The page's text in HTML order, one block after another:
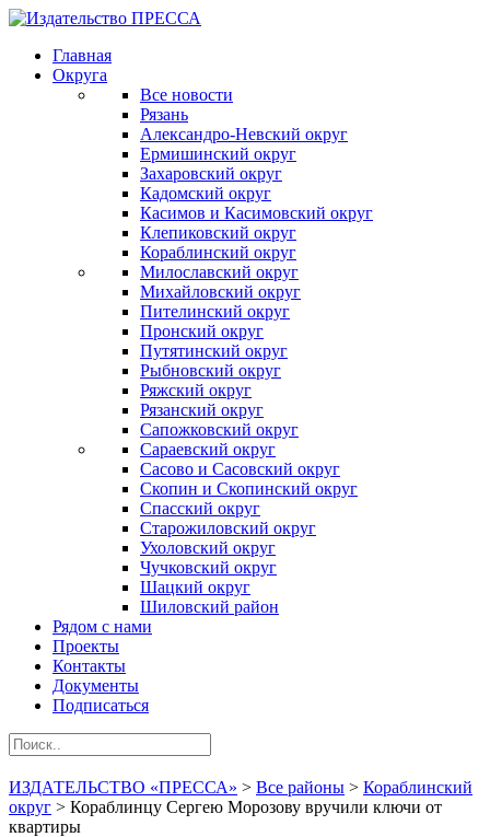
Главная
Округа
Все новости
Рязань
Александро-Невский округ
Ермишинский округ
Захаровский округ
Кадомский округ
Касимов и Касимовский округ
Клепиковский округ
Кораблинский округ
Милославский округ
Михайловский округ
Пителинский округ
Пронский округ
Путятинский округ
Рыбновский округ
Ряжский округ
Рязанский округ
Сапожковский округ
Сараевский округ
Сасово и Сасовский округ
Скопин и Скопинский округ
Спасский округ
Старожиловский округ
Ухоловский округ
Чучковский округ
Шацкий округ
Шиловский район
Рядом с нами
Проекты
Контакты
Документы
Подписаться
ИЗДАТЕЛЬСТВО «ПРЕССА» > Все районы > Кораблинский
округ > Кораблинцу Сергею Морозову вручили ключи от
квартиры